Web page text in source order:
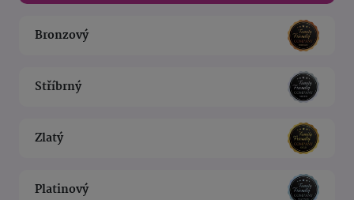
Bronzový
Stříbrný
Zlatý
Platinový